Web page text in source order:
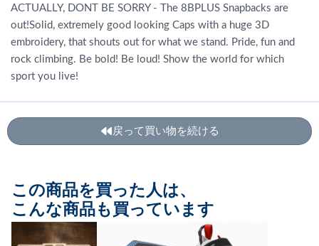
ACTUALLY, DONT BE SORRY - The 8BPLUS Snapbacks are
out!Solid, extremely good looking Caps with a huge 3D
embroidery, that shouts out for what we stand. Pride, fun and
rock climbing. Be bold! Be loud! Show the world for which
sport you live!
戻って買い物を続ける
この商品を買った人は、
こんな商品も買っています